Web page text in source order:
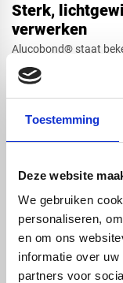
Toestemming
Deze website
We gebruiken
personaliseren,
en om ons
informatie over
partners voor
Sterk,
verwerken
Alucobond® staat
De panelen zijn
ze ideaal maakt voor
ontwerpen. De
professioneel
Deze aluminium
en vormvast,
als exterieurprojecten.
Alucobond® Window
duurzame,
interieurplaat zoekt